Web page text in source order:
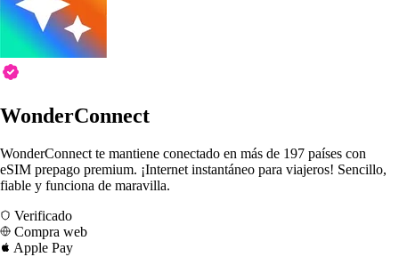
WonderConnect
WonderConnect te mantiene conectado en más de 197 países con
eSIM prepago premium. ¡Internet instantáneo para viajeros! Sencillo,
fiable y funciona de maravilla.
Verificado
Compra web
Apple Pay